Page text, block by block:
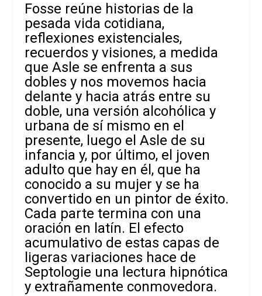
Fosse reúne historias de la
pesada vida cotidiana,
reflexiones existenciales,
recuerdos y visiones, a medida
que Asle se enfrenta a sus
dobles y nos movemos hacia
delante y hacia atrás entre su
doble, una versión alcohólica y
urbana de sí mismo en el
presente, luego el Asle de su
infancia y, por último, el joven
adulto que hay en él, que ha
conocido a su mujer y se ha
convertido en un pintor de éxito.
Cada parte termina con una
oración en latín. El efecto
acumulativo de estas capas de
ligeras variaciones hace de
Septologie una lectura hipnótica
y extrañamente conmovedora.